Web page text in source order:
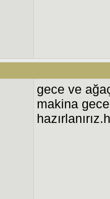
gece ve
makina